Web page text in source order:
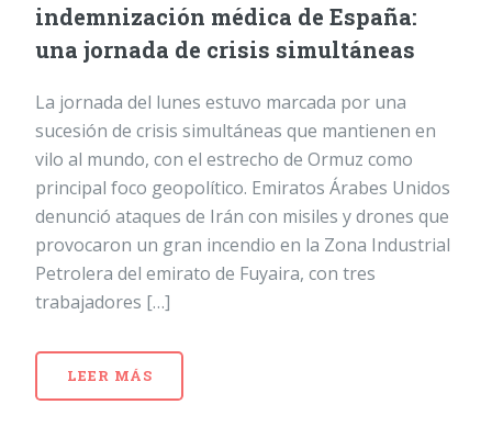
indemnización médica de España:
una jornada de crisis simultáneas
La jornada del lunes estuvo marcada por una
sucesión de crisis simultáneas que mantienen en
vilo al mundo, con el estrecho de Ormuz como
principal foco geopolítico. Emiratos Árabes Unidos
denunció ataques de Irán con misiles y drones que
provocaron un gran incendio en la Zona Industrial
Petrolera del emirato de Fuyaira, con tres
trabajadores […]
LEER MÁS